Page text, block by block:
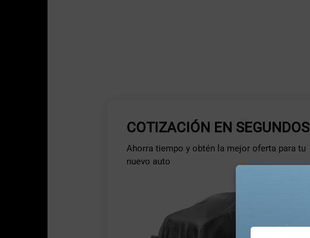
COTIZACIÓN EN SEGUNDOS
Ahorra tiempo y obtén la mejor oferta para tu
nuevo auto